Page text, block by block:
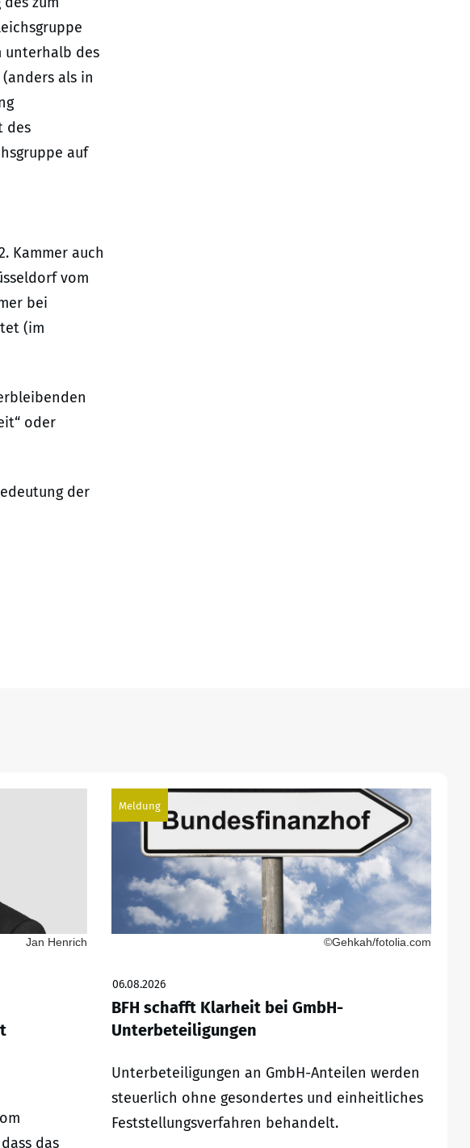
unterhalb des
als in
des
auf
Kammer auch
vom
bei
(im
oder
der
Jan Henrich
das
Meldung
©Gehkah/fotolia.com
06.08.2026
BFH schafft Klarheit bei GmbH-
Unterbeteiligungen
Unterbeteiligungen an GmbH-Anteilen werden
steuerlich ohne gesondertes und einheitliches
Feststellungsverfahren behandelt.